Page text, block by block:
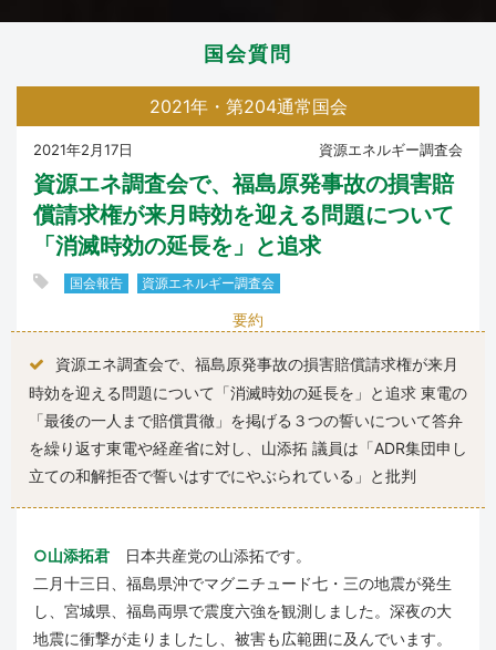
国会質問
2021年・第204通常国会
2021年2月17日 資源エネルギー調査会
資源エネ調査会で、福島原発事故の損害賠
償請求権が来月時効を迎える問題について
「消滅時効の延長を」と追求
国会報告 資源エネルギー調査会
要約
資源エネ調査会で、福島原発事故の損害賠償請求権が来月
時効を迎える問題について「消滅時効の延長を」と追求 東電の
「最後の一人まで賠償貫徹」を掲げる３つの誓いについて答弁
を繰り返す東電や経産省に対し、山添拓 議員は「ADR集団申し
立ての和解拒否で誓いはすでにやぶられている」と批判
○山添拓君 日本共産党の山添拓です。
二月十三日、福島県沖でマグニチュード七・三の地震が発生
し、宮城県、福島両県で震度六強を観測しました。深夜の大
地震に衝撃が走りましたし、被害も広範囲に及んでいます。